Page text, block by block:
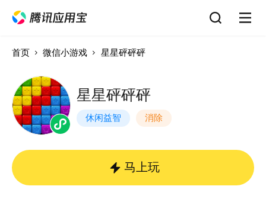
首页 微信小游戏 星星砰砰砰
星星砰砰砰
休闲益智 消除
马上玩